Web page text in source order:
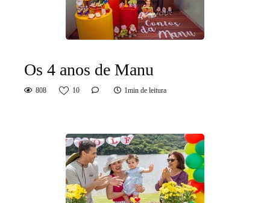
Os 4 anos de Manu
808 10 1min de leitura